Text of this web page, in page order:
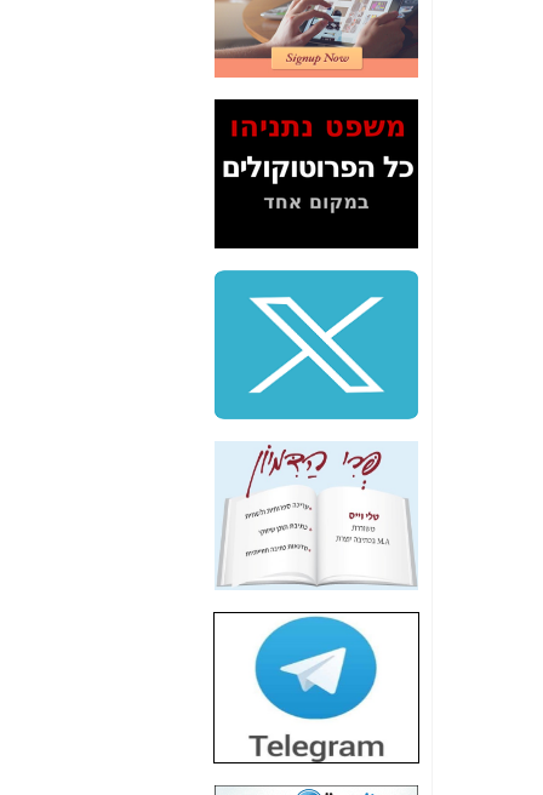
2" על תעלולי השר
משה כחלון -כאן
הסלולר" ואיך מסרסים
את הנתונים לציבור -
כאן
סיכום ביקור בסיליקון
שלמה פילבר (עד
לאחרונה מנכ"ל משרד
התקשורת) - עד
מדינה? הצחקתם
אותי! -כאן
"יש אפליה בחקירה"?
חשיפה: למה השר
משה כחלון לא נחקר
עד היום? -
כאן
הדומה לזו של "תיק
4000" אך בתחום
הסלולר -
חשיפת מה שלא
רוצים שתדעו בעניין
פריסת אנלימיטד
(בניחוח בלתי נסבל) -
כאן